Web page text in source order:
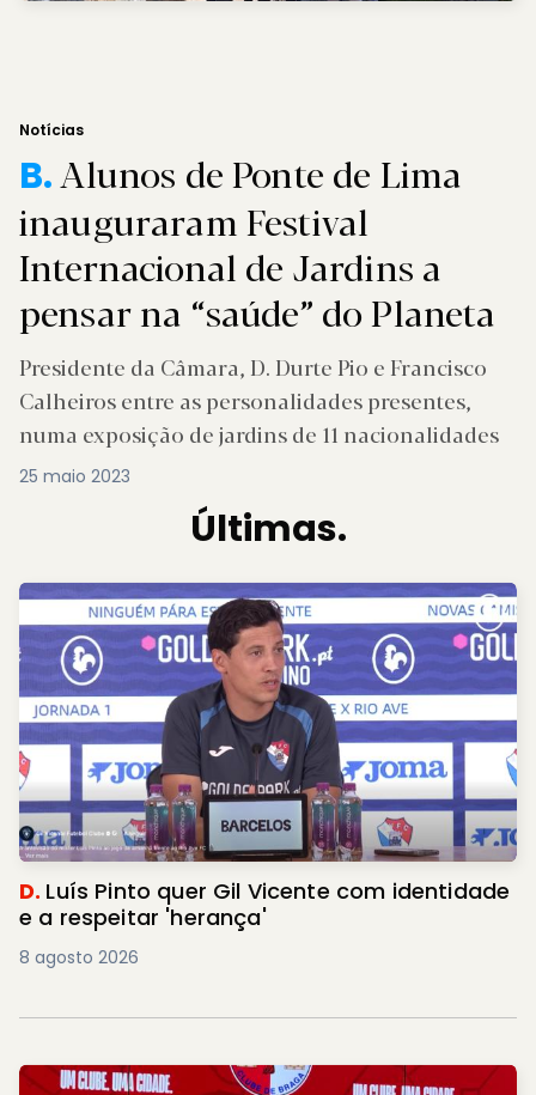
Notícias
B.Alunos de Ponte de Lima
inauguraram Festival
Internacional de Jardins a
pensar na “saúde” do Planeta
Presidente da Câmara, D. Durte Pio e Francisco
Calheiros entre as personalidades presentes,
numa exposição de jardins de 11 nacionalidades
25 maio 2023
Últimas.
D. Luís Pinto quer Gil Vicente com identidade
e a respeitar 'herança'
8 agosto 2026